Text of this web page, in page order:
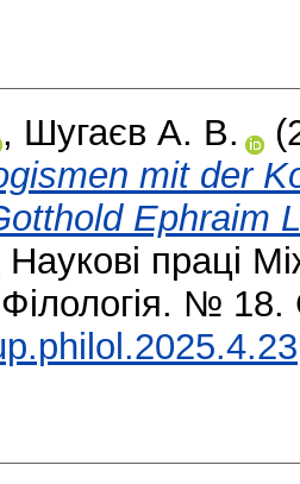
, Шугаєв А. В.
mit der
Ephraim
Наукові праці
№